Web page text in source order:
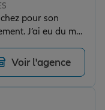
pour son
J’ai eu du mal
à ma situation,
de me trouver
mon dossier
solution
et efficace, je
Voir l'agence